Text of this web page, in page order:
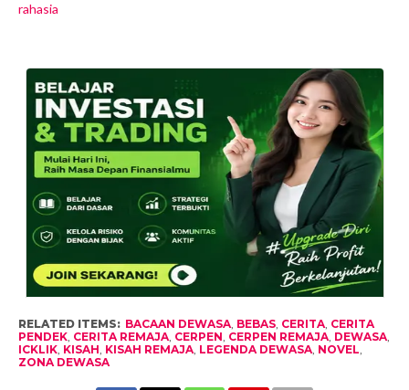
rahasia
RELATED ITEMS: BACAAN DEWASA, BEBAS, CERITA, CERITA
PENDEK, CERITA REMAJA, CERPEN, CERPEN REMAJA, DEWASA,
ICKLIK, KISAH, KISAH REMAJA, LEGENDA DEWASA, NOVEL,
ZONA DEWASA